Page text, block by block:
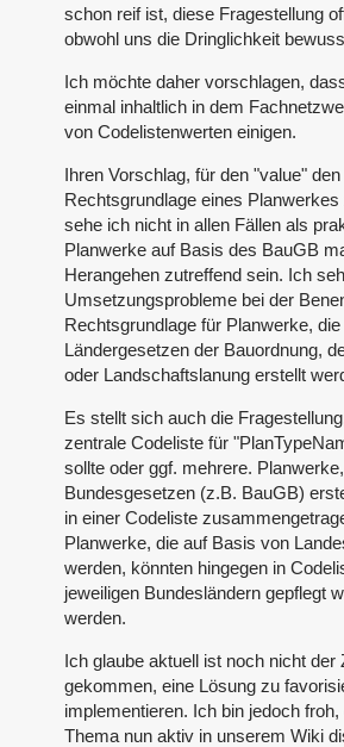
schon reif ist, diese Fragestellung
obwohl uns die Dringlichkeit
Ich möchte daher vorschlagen,
einmal inhaltlich in dem
von Codelistenwerten einigen.
Ihren Vorschlag, für den "value"
Rechtsgrundlage eines
sehe ich nicht in allen Fällen als
Planwerke auf Basis des BauGB
Herangehen zutreffend sein. Ich
Umsetzungsprobleme bei der
Rechtsgrundlage für Planwerke,
Ländergesetzen der Bauordnung,
oder Landschaftslanung erstellt
Es stellt sich auch die
zentrale Codeliste für
sollte oder ggf. mehrere.
Bundesgesetzen (z.B. BauGB)
in einer Codeliste
Planwerke, die auf Basis von
werden, könnten hingegen in
jeweiligen Bundesländern gepflegt
werden.
Ich glaube aktuell ist noch nicht der
gekommen, eine Lösung zu
implementieren. Ich bin jedoch
Thema nun aktiv in unserem Wiki